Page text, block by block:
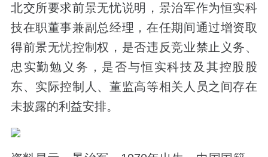
北交所要求前景无忧说明，景治军作为恒实科
技在职董事兼副总经理，在任期间通过增资取
得前景无忧控制权，是否违反竞业禁止义务、
忠实勤勉义务，是否与恒实科技及其控股股
东、实际控制人、董监高等相关人员之间存在
未披露的利益安排。